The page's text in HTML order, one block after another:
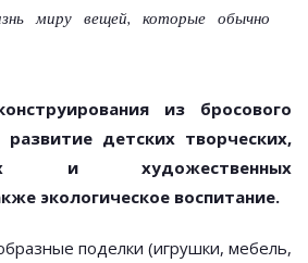
миру вещей, которые обычно
из бросового
детских творческих,
и художественных
экологическое воспитание.
поделки (игрушки, мебель,